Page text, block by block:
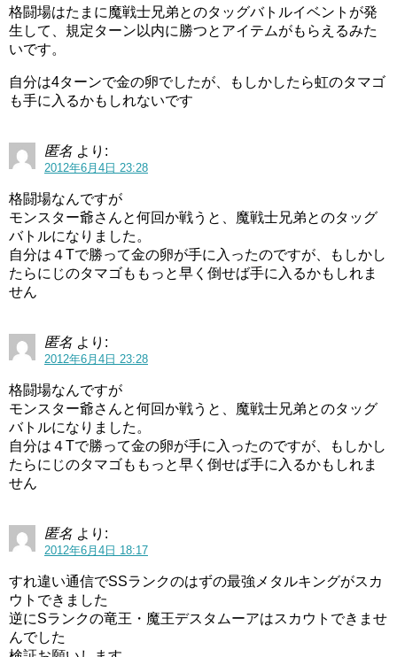
格闘場はたまに魔戦士兄弟とのタッグバトルイベントが発
生して、規定ターン以内に勝つとアイテムがもらえるみた
いです。
自分は4ターンで金の卵でしたが、もしかしたら虹のタマゴ
も手に入るかもしれないです
匿名 より:
2012年6月4日 23:28
格闘場なんですが
モンスター爺さんと何回か戦うと、魔戦士兄弟とのタッグ
バトルになりました。
自分は４Tで勝って金の卵が手に入ったのですが、もしかし
たらにじのタマゴももっと早く倒せば手に入るかもしれま
せん
匿名 より:
2012年6月4日 23:28
格闘場なんですが
モンスター爺さんと何回か戦うと、魔戦士兄弟とのタッグ
バトルになりました。
自分は４Tで勝って金の卵が手に入ったのですが、もしかし
たらにじのタマゴももっと早く倒せば手に入るかもしれま
せん
匿名 より:
2012年6月4日 18:17
すれ違い通信でSSランクのはずの最強メタルキングがスカ
ウトできました
逆にSランクの竜王・魔王デスタムーアはスカウトできませ
んでした